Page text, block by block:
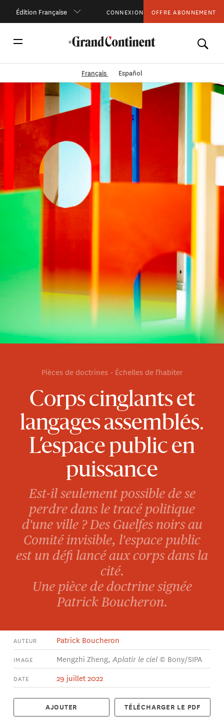
Édition Française CONNEXION OFFRE ABONNEMENT
Français Español
Corps cinglants et
langages assemblés.
L’espace public en
puissance
Est-il seulement possible de se
perdre dans le tracé politique
d'une ville ? Des Guelfes noirs au
Comité invisible, l'espace public
est un défi lancé aux corps dans la
cité.
Une pièce de doctrine signée
Patrick Boucheron.
Pièces de doctrines Échelles de l'habiter
AUTEUR Patrick Boucheron
IMAGE Mengzhi Zheng, Aplatir le ciel© Bony/SIPA
DATE 29 juillet 2022
AJOUTER TÉLÉCHARGER LE PDF